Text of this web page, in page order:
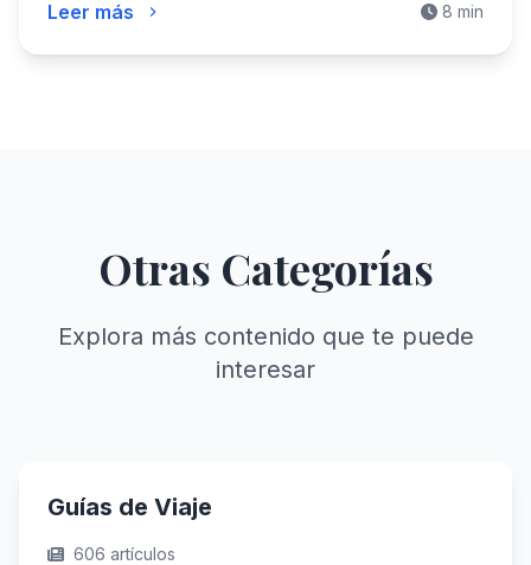
Leer más
8 min
Otras Categorías
Explora más contenido que te puede
interesar
Guías de Viaje
606 artículos